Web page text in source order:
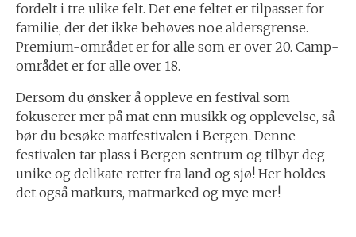
fordelt i tre ulike felt. Det ene feltet er tilpasset for
familie, der det ikke behøves noe aldersgrense.
Premium-området er for alle som er over 20. Camp-
området er for alle over 18.
Dersom du ønsker å oppleve en festival som
fokuserer mer på mat enn musikk og opplevelse, så
bør du besøke matfestivalen i Bergen. Denne
festivalen tar plass i Bergen sentrum og tilbyr deg
unike og delikate retter fra land og sjø! Her holdes
det også matkurs, matmarked og mye mer!